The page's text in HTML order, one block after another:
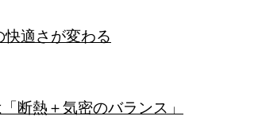
適さが変わる
断熱＋気密のバランス」